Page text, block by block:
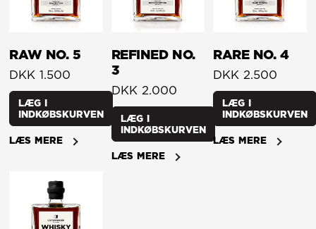
RAW NO. 5
DKK 1.500
LÆG I
INDKØBSKURVEN
LÆS MERE
REFINED NO.
3
DKK 2.000
LÆG I
INDKØBSKURVEN
LÆS MERE
RARE NO. 4
DKK 2.500
LÆG I
INDKØBSKURVEN
LÆS MERE